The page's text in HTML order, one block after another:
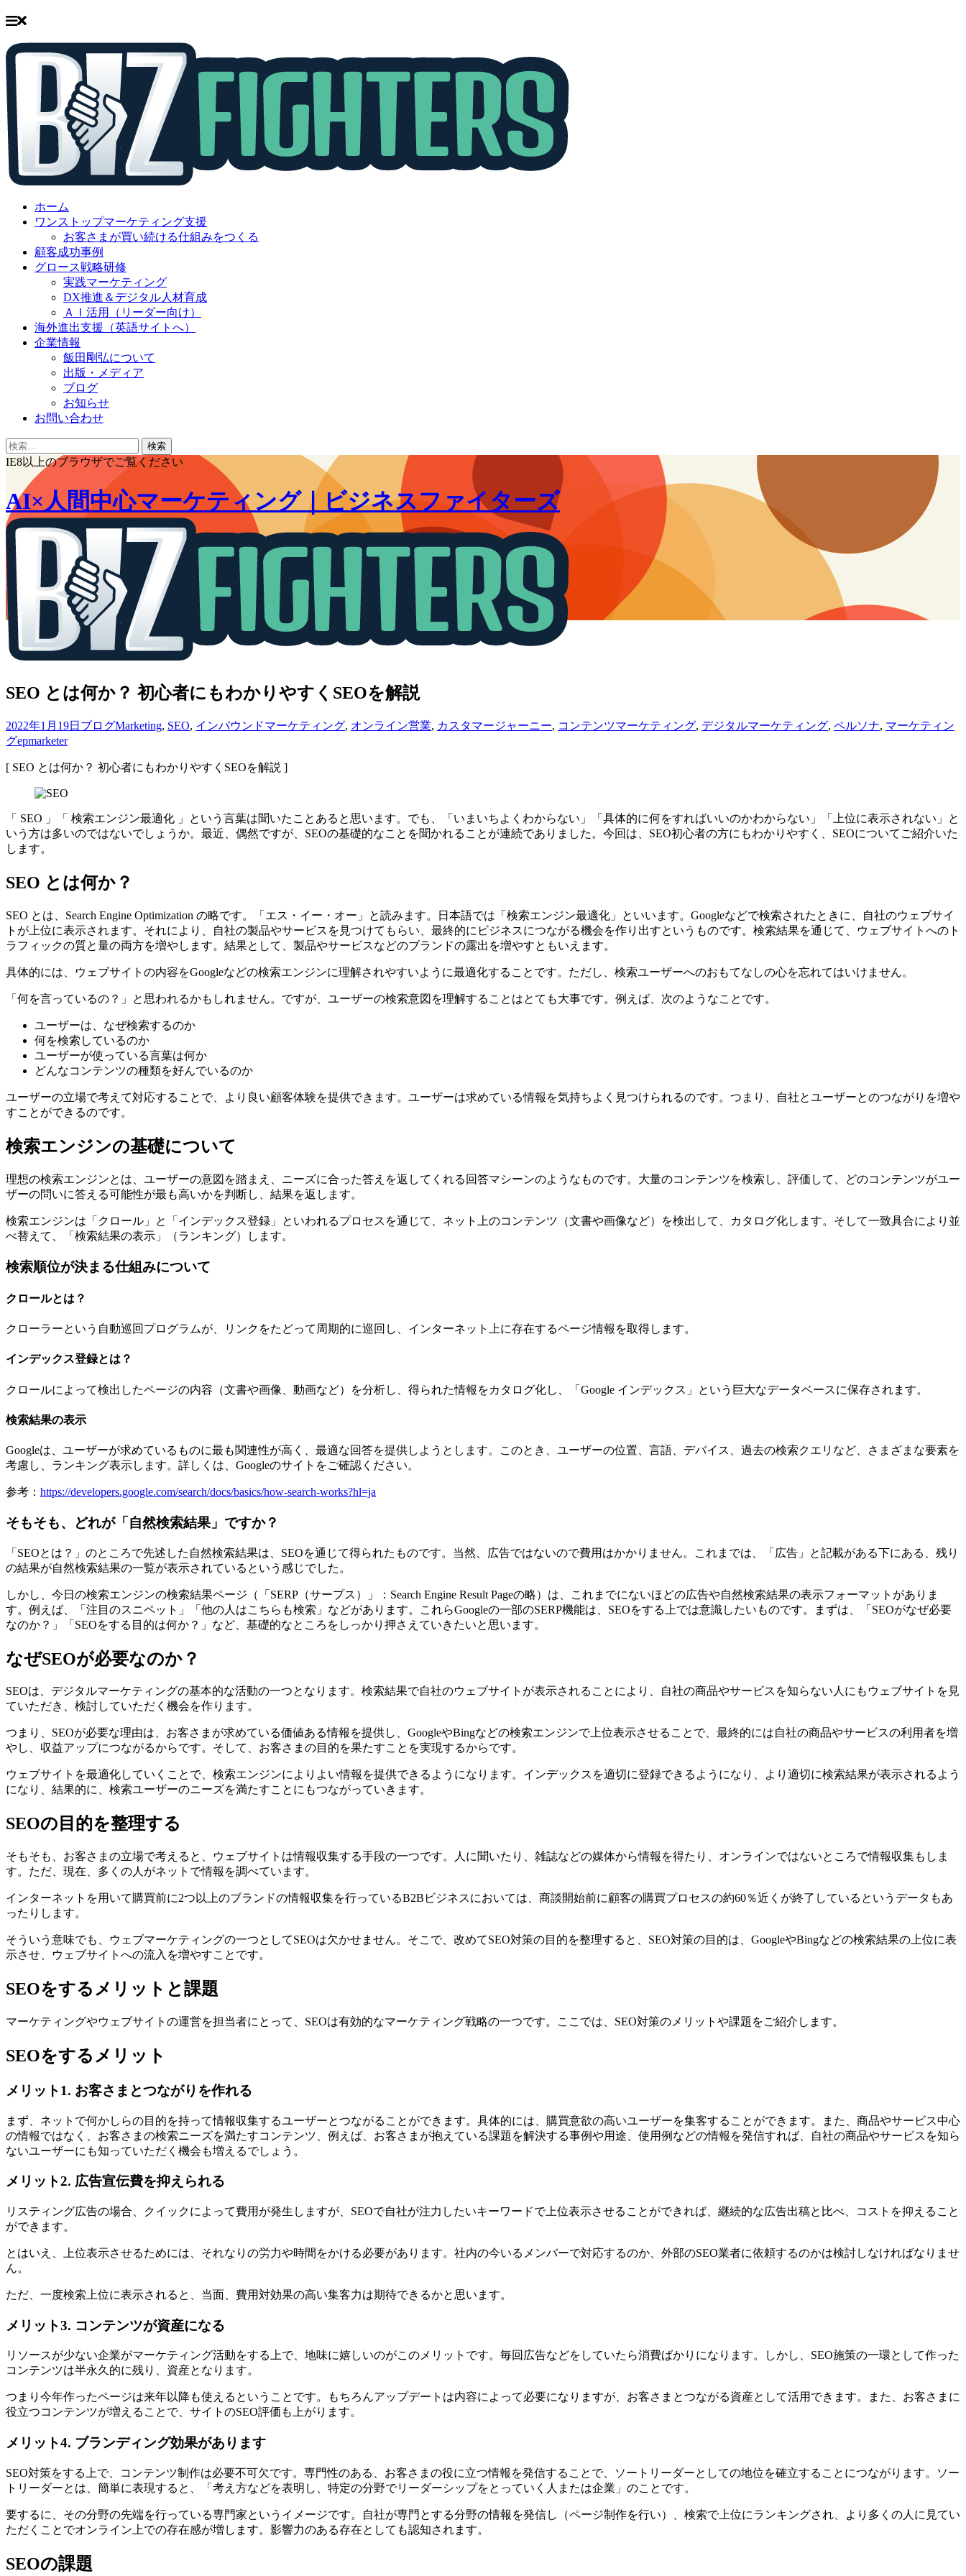
content
ホーム
ワンストップマーケティング支援
お客さまが買い続ける仕組みをつくる
顧客成功事例
グロース戦略研修
実践マーケティング
DX推進＆デジタル人材育成
ＡＩ活用（リーダー向け）
海外進出支援（英語サイトへ）
企業情報
飯田剛弘について
出版・メディア
ブログ
お知らせ
お問い合わせ
検
索:
IE8以上のブラウザでご覧ください
AI×人間中心マーケティング｜ビジネスファイターズ
SEO とは何か？ 初心者にもわかりやすくSEOを解説
2022年1月19日 ブログMarketing, SEO, インバウンドマーケティング, オンライン営業, カスタマージャーニー, コンテンツマーケティング, デジタルマーケティング, ペルソナ, マーケティン
グepmarketer
[ SEO とは何か？ 初心者にもわかりやすくSEOを解説 ]
「 SEO 」「 検索エンジン最適化 」という言葉は聞いたことあると思います。でも、「いまいちよくわからない」「具体的に何をすればいいのかわからない」「上位に表示されない」と
いう方は多いのではないでしょうか。最近、偶然ですが、SEOの基礎的なことを聞かれることが連続でありました。今回は、SEO初心者の方にもわかりやすく、SEOについてご紹介いた
します。
SEO とは何か？
SEO とは、Search Engine Optimization の略です。「エス・イー・オー」と読みます。日本語では「検索エンジン最適化」といいます。Googleなどで検索されたときに、自社のウェブサイ
トが上位に表示されます。それにより、自社の製品やサービスを見つけてもらい、最終的にビジネスにつながる機会を作り出すというものです。検索結果を通じて、ウェブサイトへのト
ラフィックの質と量の両方を増やします。結果として、製品やサービスなどのブランドの露出を増やすともいえます。
具体的には、ウェブサイトの内容をGoogleなどの検索エンジンに理解されやすいように最適化することです。ただし、検索ユーザーへのおもてなしの心を忘れてはいけません。
「何を言っているの？」と思われるかもしれません。ですが、ユーザーの検索意図を理解することはとても大事です。例えば、次のようなことです。
ユーザーは、なぜ検索するのか
何を検索しているのか
ユーザーが使っている言葉は何か
どんなコンテンツの種類を好んでいるのか
ユーザーの立場で考えて対応することで、より良い顧客体験を提供できます。ユーザーは求めている情報を気持ちよく見つけられるのです。つまり、自社とユーザーとのつながりを増や
すことができるのです。
検索エンジンの基礎について
理想の検索エンジンとは、ユーザーの意図を踏まえ、ニーズに合った答えを返してくれる回答マシーンのようなものです。大量のコンテンツを検索し、評価して、どのコンテンツがユー
ザーの問いに答える可能性が最も高いかを判断し、結果を返します。
検索エンジンは「クロール」と「インデックス登録」といわれるプロセスを通じて、ネット上のコンテンツ（文書や画像など）を検出して、カタログ化します。そして一致具合により並
べ替えて、「検索結果の表示」（ランキング）します。
検索順位が決まる仕組みについて
クロールとは？
クローラーという自動巡回プログラムが、リンクをたどって周期的に巡回し、インターネット上に存在するページ情報を取得します。
インデックス登録とは？
クロールによって検出したページの内容（文書や画像、動画など）を分析し、得られた情報をカタログ化し、「Google インデックス」という巨大なデータベースに保存されます。
検索結果の表示
Googleは、ユーザーが求めているものに最も関連性が高く、最適な回答を提供しようとします。このとき、ユーザーの位置、言語、デバイス、過去の検索クエリなど、さまざまな要素を
考慮し、ランキング表示します。詳しくは、Googleのサイトをご確認ください。
参考： https://developers.google.com/search/docs/basics/how-search-works?hl=ja
そもそも、どれが「自然検索結果」ですか？
「SEOとは？」のところで先述した自然検索結果は、SEOを通じて得られたものです。当然、広告ではないので費用はかかりません。これまでは、「広告」と記載がある下にある、残り
の結果が自然検索結果の一覧が表示されているという感じでした。
しかし、今日の検索エンジンの検索結果ページ（「SERP（サープス）」：Search Engine Result Pageの略）は、これまでにないほどの広告や自然検索結果の表示フォーマットがありま
す。例えば、「注目のスニペット」「他の人はこちらも検索」などがあります。これらGoogleの一部のSERP機能は、SEOをする上では意識したいものです。まずは、「SEOがなぜ必要
なのか？」「SEOをする目的は何か？」など、基礎的なところをしっかり押さえていきたいと思います。
なぜSEOが必要なのか？
SEOは、デジタルマーケティングの基本的な活動の一つとなります。検索結果で自社のウェブサイトが表示されることにより、自社の商品やサービスを知らない人にもウェブサイトを見
ていただき、検討していただく機会を作ります。
つまり、SEOが必要な理由は、お客さまが求めている価値ある情報を提供し、GoogleやBingなどの検索エンジンで上位表示させることで、最終的には自社の商品やサービスの利用者を増
やし、収益アップにつながるからです。そして、お客さまの目的を果たすことを実現するからです。
ウェブサイトを最適化していくことで、検索エンジンによりよい情報を提供できるようになります。インデックスを適切に登録できるようになり、より適切に検索結果が表示されるよう
になり、結果的に、検索ユーザーのニーズを満たすことにもつながっていきます。
SEOの目的を整理する
そもそも、お客さまの立場で考えると、ウェブサイトは情報収集する手段の一つです。人に聞いたり、雑誌などの媒体から情報を得たり、オンラインではないところで情報収集もしま
す。ただ、現在、多くの人がネットで情報を調べています。
インターネットを用いて購買前に2つ以上のブランドの情報収集を行っているB2Bビジネスにおいては、商談開始前に顧客の購買プロセスの約60％近くが終了しているというデータもあ
ったりします。
そういう意味でも、ウェブマーケティングの一つとしてSEOは欠かせません。そこで、改めてSEO対策の目的を整理すると、SEO対策の目的は、GoogleやBingなどの検索結果の上位に表
示させ、ウェブサイトへの流入を増やすことです。
SEOをするメリットと課題
マーケティングやウェブサイトの運営を担当者にとって、SEOは有効的なマーケティング戦略の一つです。ここでは、SEO対策のメリットや課題をご紹介します。
SEOをするメリット
メリット1. お客さまとつながりを作れる
まず、ネットで何かしらの目的を持って情報収集するユーザーとつながることができます。具体的には、購買意欲の高いユーザーを集客することができます。また、商品やサービス中心
の情報ではなく、お客さまの検索ニーズを満たすコンテンツ、例えば、お客さまが抱えている課題を解決する事例や用途、使用例などの情報を発信すれば、自社の商品やサービスを知ら
ないユーザーにも知っていただく機会も増えるでしょう。
メリット2. 広告宣伝費を抑えられる
リスティング広告の場合、クイックによって費用が発生しますが、SEOで自社が注力したいキーワードで上位表示させることができれば、継続的な広告出稿と比べ、コストを抑えること
ができます。
とはいえ、上位表示させるためには、それなりの労力や時間をかける必要があります。社内の今いるメンバーで対応するのか、外部のSEO業者に依頼するのかは検討しなければなりませ
ん。
ただ、一度検索上位に表示されると、当面、費用対効果の高い集客力は期待できるかと思います。
メリット3. コンテンツが資産になる
リソースが少ない企業がマーケティング活動をする上で、地味に嬉しいのがこのメリットです。毎回広告などをしていたら消費ばかりになります。しかし、SEO施策の一環として作った
コンテンツは半永久的に残り、資産となります。
つまり今年作ったページは来年以降も使えるということです。もちろんアップデートは内容によって必要になりますが、お客さまとつながる資産として活用できます。また、お客さまに
役立つコンテンツが増えることで、サイトのSEO評価も上がります。
メリット4. ブランディング効果があります
SEO対策をする上で、コンテンツ制作は必要不可欠です。専門性のある、お客さまの役に立つ情報を発信することで、ソートリーダーとしての地位を確立することにつながります。ソー
トリーダーとは、簡単に表現すると、「考え方などを表明し、特定の分野でリーダーシップをとっていく人または企業」のことです。
要するに、その分野の先端を行っている専門家というイメージです。自社が専門とする分野の情報を発信し（ページ制作を行い）、検索で上位にランキングされ、より多くの人に見てい
ただくことでオンライン上での存在感が増します。影響力のある存在としても認知されます。
SEOの課題